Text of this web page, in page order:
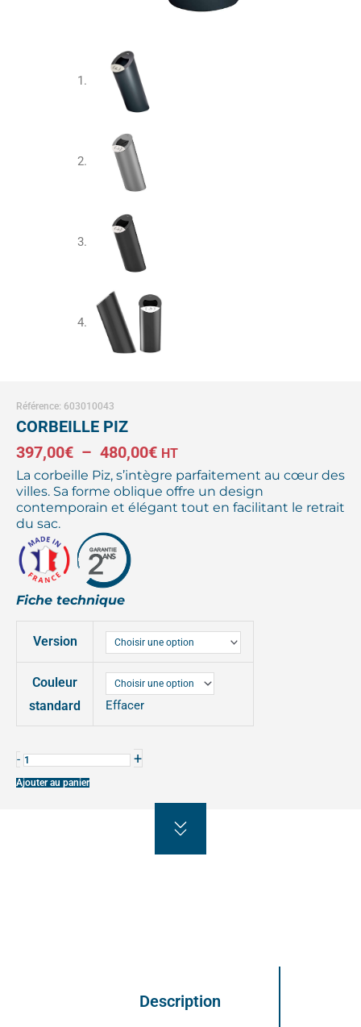
Référence: 603010043
CORBEILLE PIZ
397,00€ – 480,00€Plage
de
prix :
HT
La corbeille Piz, s’intègre parfaitement au cœur des
villes. Sa forme oblique offre un design
contemporain et élégant tout en facilitant le retrait
du sac.
Fiche technique
Version
Couleur
standard
Effacer
-
de
PIZ
+
Ajouter au panier
Description